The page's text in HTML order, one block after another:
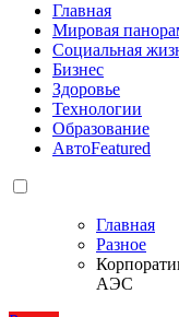
Главная
Мировая
Социальная
Бизнес
Здоровье
Технологии
Образование
АвтоFeatured
Главная
Разное
АЭС